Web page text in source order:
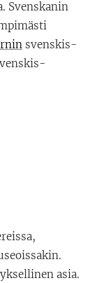
Svenskanin
svenskis-
asia.